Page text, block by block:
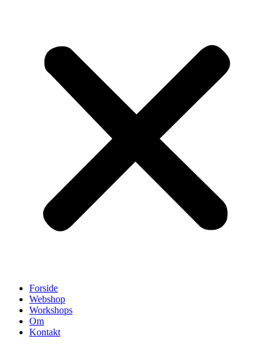
Forside
Webshop
Workshops
Om
Kontakt